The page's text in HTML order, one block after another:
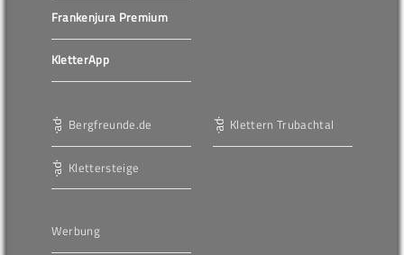
Frankenjura Premium
KletterApp
Bergfreunde.de
Klettersteige
Klettern Trubachtal
Werbung